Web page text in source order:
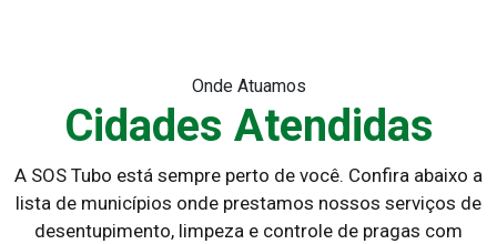
Onde Atuamos
Cidades Atendidas
A SOS Tubo está sempre perto de você. Confira abaixo a
lista de municípios onde prestamos nossos serviços de
desentupimento, limpeza e controle de pragas com